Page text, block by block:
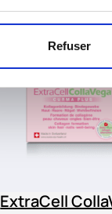
Refuser
ExtraCell